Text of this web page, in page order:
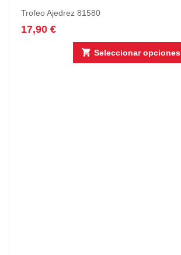
Trofeo Ajedrez 81580
17,90 €
Seleccionar opciones